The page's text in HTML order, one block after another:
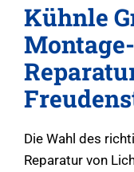
Kühnle
Die Wahl des
Reparatur von